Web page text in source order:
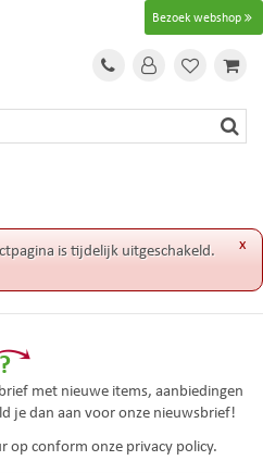
Bezoek webshop
x
is tijdelijk uitgeschakeld.
met nieuwe items, aanbiedingen
je dan aan voor onze nieuwsbrief!
op conform onze privacy policy.